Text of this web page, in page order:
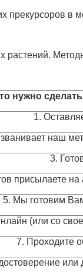
в
растений.
нужно
1.
наш
3.
присылаете на
5. Мы готовим
(или со
7. Проходите